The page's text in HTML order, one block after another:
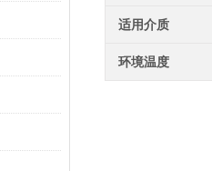
适用介质
环境温度